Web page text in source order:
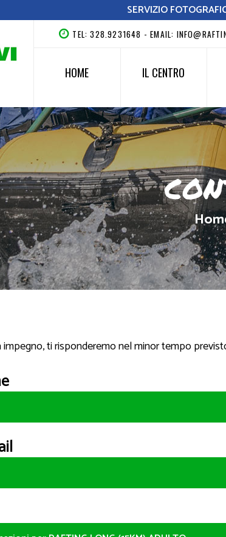
SERVIZIO
TEL: 328.9231648 - EMAIL:
HOME IL CENTRO
impegno, ti risponderemo nel minor tempo